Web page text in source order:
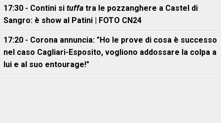
17:30 - Contini si tuffa tra le pozzanghere a Castel di
Sangro: è show al Patini | FOTO CN24
17:20 - Corona annuncia: "Ho le prove di cosa è successo
nel caso Cagliari-Esposito, vogliono addossare la colpa a
lui e al suo entourage!"